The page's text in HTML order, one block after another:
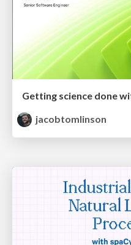
jacobtomlinson